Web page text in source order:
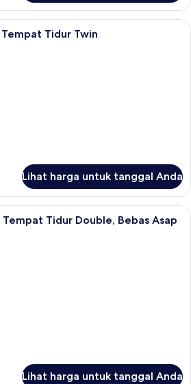
Kamar Twin Standar, 2 Tempat
Tidur Twin
Lihat harga untuk tanggal Anda
Kamar Double Junior, 1 Tempat
Tempat Tidur Double, Bebas Asap
Lihat harga untuk tanggal Anda